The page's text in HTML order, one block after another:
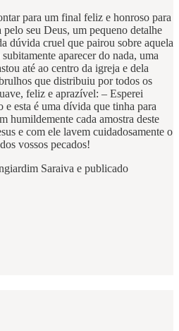
para um final feliz e honroso para
seu Deus, um pequeno detalhe
dúvida cruel que pairou sobre aquela
aparecer do nada, uma
até ao centro da igreja e dela
que distribuiu por todos os
feliz e aprazível: – Esperei
e esta é uma dívida que tinha para
humildemente cada amostra deste
e com ele lavem cuidadosamente o
vossos pecados!
Saraiva e publicado